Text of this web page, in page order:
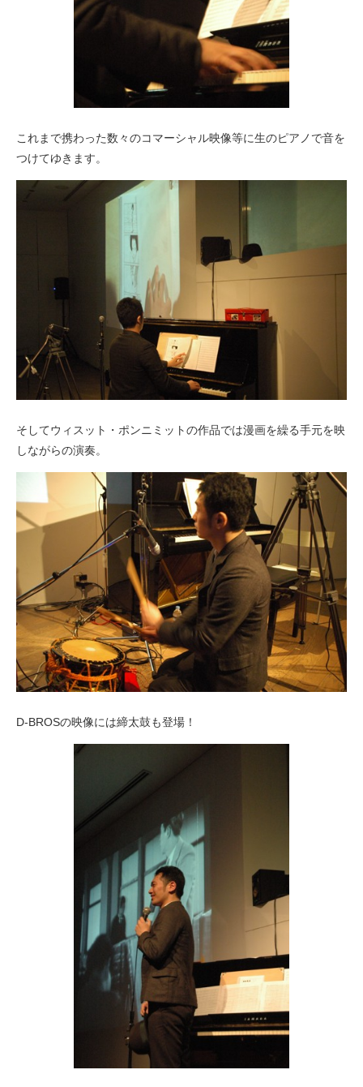
これまで携わった数々のコマーシャル映像等に生のピアノで音を
つけてゆきます。
そしてウィスット・ポンニミットの作品では漫画を繰る手元を映
しながらの演奏。
D-BROSの映像には締太鼓も登場！